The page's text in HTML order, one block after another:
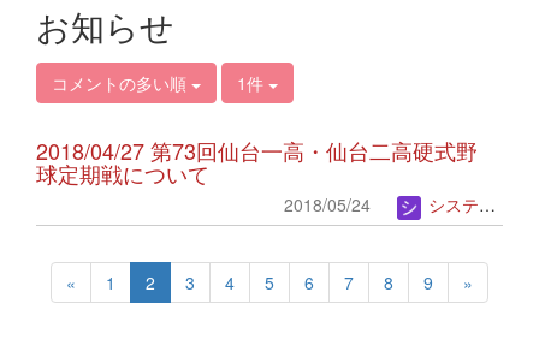
お知らせ
コメントの多い順 1件
2018/04/27 第73回仙台一高・仙台二高硬式野
球定期戦について
2018/05/24 システム管理者
« 1 2 3 4 5 6 7 8 9 »